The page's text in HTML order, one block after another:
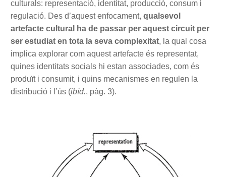
culturals: representació, identitat, producció, consum i
regulació. Des d’aquest enfocament, qualsevol
artefacte cultural ha de passar per aquest circuit per
ser estudiat en tota la seva complexitat, la qual cosa
implica explorar com aquest artefacte és representat,
quines identitats socials hi estan associades, com és
produït i consumit, i quins mecanismes en regulen la
distribució i l’ús (ibíd., pàg. 3).